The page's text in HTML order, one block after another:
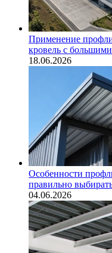
Применение
кровель с
18.06.2026
Особенности
правильно
04.06.2026